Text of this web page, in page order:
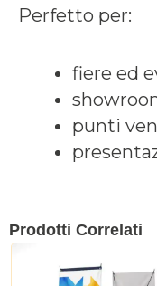
Perfetto per:
fiere ed
punti
Prodotti Correlati